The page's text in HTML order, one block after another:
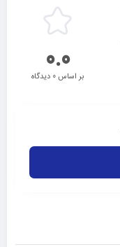
0.0بر اساس 0 دیدگاه